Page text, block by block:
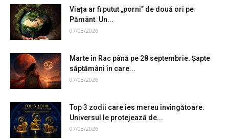
Viața ar fi putut „porni” de două ori pe
Pământ. Un...
07/08/2026
Marte în Rac până pe 28 septembrie. Șapte
săptămâni în care...
07/08/2026
Top 3 zodii care ies mereu învingătoare.
Universul le protejează de...
07/08/2026